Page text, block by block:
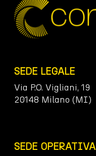
SEDE LEGALE
Via P.O. Vigliani, 19
20148 Milano (MI)
SEDE OPERATIVA